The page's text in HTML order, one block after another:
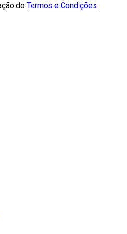
do Termos e Condições